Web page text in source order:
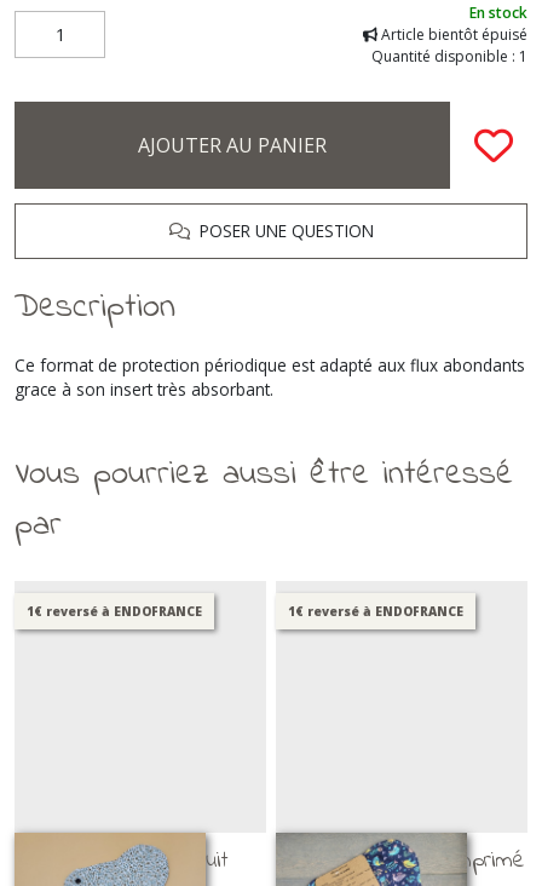
En stock
Article bientôt épuisé
Quantité disponible : 1
AJOUTER AU PANIER
POSER UNE QUESTION
Description
Ce format de protection périodique est adapté aux flux abondants
grace à son insert très absorbant.
Vous pourriez aussi être intéressé
par
1€ reversé à ENDOFRANCE
SHL flux +++ / nuit
1€ reversé à ENDOFRANCE
PSL / SHL flux + (imprimé